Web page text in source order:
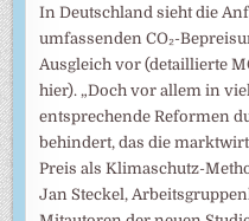
In Deutschland sieht die
umfassenden CO₂-
Ausgleich vor (detaillierte
hier). „Doch vor allem in
entsprechende Reformen
behindert, das die
Preis als Klimaschutz-
Jan Steckel,